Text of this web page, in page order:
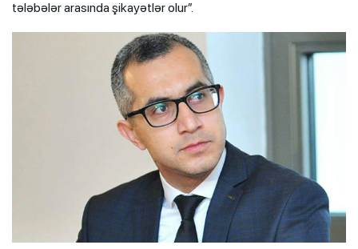
tələbələr arasında şikayətlər olur”.